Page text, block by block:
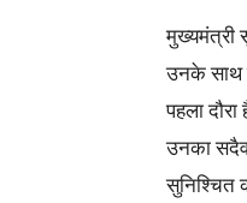
मुख्यमंत्री
उनके साथ
पहला
उनका सदैव
सुनिश्चित